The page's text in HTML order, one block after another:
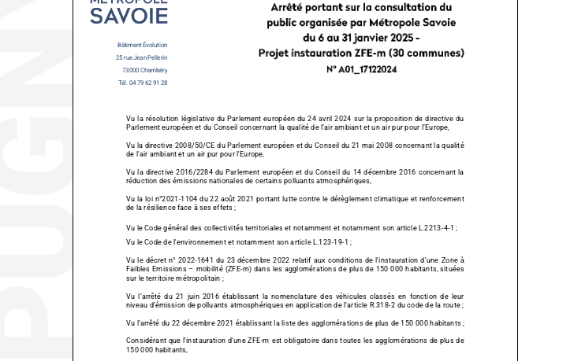
Bâtiment Évolution
25 rue Jean Pellerin
73000 Chambéry
Tél. 04 79 62 91 28
Vu la résolution législative du Parlement européen du 24 avril 2024 sur la proposition de directive du
Parlement européen et du Conseil concernant la qualité de l’air ambiant et un air pur pour l’Europe,
Vu la directive 2008/50/CE du Parlement européen et du Conseil du 21 mai 2008 concernant la qualité
de l'air ambiant et un air pur pour l'Europe,
Vu la directive 2016/2284 du Parlement européen et du Conseil du 14 décembre 2016 co
ncernant la
réduction des émissions nationales de certains polluants atmosphériques,
Vu la loi n°2021-1104 du 22 août 2021 portant lutte contre le dérèglement climatique et renforcement
de la résilience face à ses effets ;
Vu le Code général des collectivités territoriales et notamment et notamment son article L.2213-4-1 ;
Vu le Code de l'environnement et notamment son article L.123-19-1 ;
Vu le décret n° 2022- 1641 du 23 décembre 2022 relatif aux conditions de l’instauration d’une Zone à
Faibles Emissions – mobilité (ZFE- m) dans les agglomérations de plus de 150 000 habitants, situées
sur le territoire métropolitain ;
Vu l’arrêté du 21 juin 2016 établissant la nomenclature des véhicules classés en fonction de leur
niveau d’émission de polluants atmosphériques en application de l’article R.318-2 du code de la route ;
Vu l’arrêté du 22 décembre 2021 établissant la liste des agglomérations de plus de 150 000 habitants ;
Considérant que l'instauration d'une ZFE-m est obligatoire dans toutes les agglomérations de plus de
150 000 habitants,